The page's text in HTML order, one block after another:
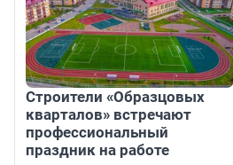
Строители «Образцовых
кварталов» встречают
профессиональный
праздник на работе